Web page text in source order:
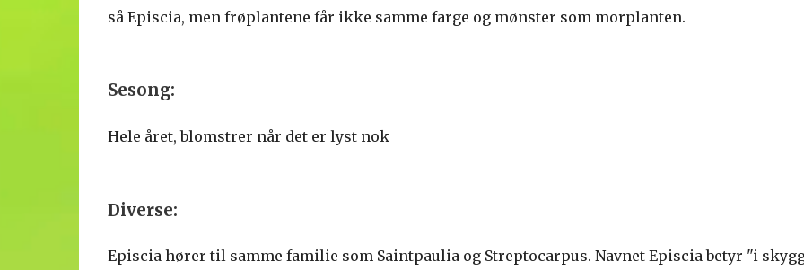
så Episcia, men frøplantene får ikke samme farge og mønster som morplanten.
Sesong:
Hele året, blomstrer når det er lyst nok
Diverse:
Episcia hører til samme familie som Saintpaulia og Streptocarpus. Navnet Episcia betyr "i